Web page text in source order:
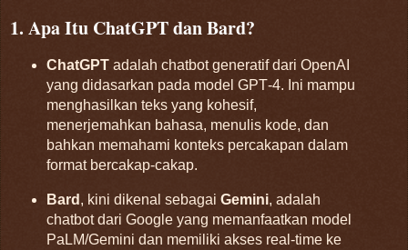
1. Apa Itu ChatGPT dan Bard?
ChatGPTadalah chatbot generatif dari OpenAI
yang didasarkan pada model GPT‑4. Ini mampu
menghasilkan teks yang kohesif,
menerjemahkan bahasa, menulis kode, dan
bahkan memahami konteks percakapan dalam
format bercakap-cakap.
Bard , kini dikenal sebagai Gemini, adalah
chatbot dari Google yang memanfaatkan model
PaLM/Gemini dan memiliki akses real-time ke